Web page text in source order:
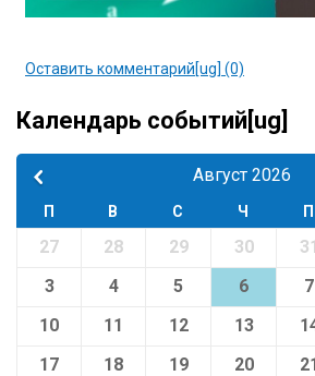
Оставить комментарий[ug] (0)
Календарь событий[ug]
Август 2026
П В С Ч П
27 28 29 30 31
3
4 5 6 7
10
11 12 13
17
18 19 20